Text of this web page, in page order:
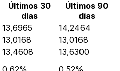
Últimos 30
días
Últimos 90
días
13,6965
14,2464
13,0168
13,0168
13,4608
13,6300